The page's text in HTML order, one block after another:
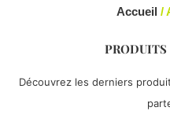
Accueil /
Découvrez les derniers